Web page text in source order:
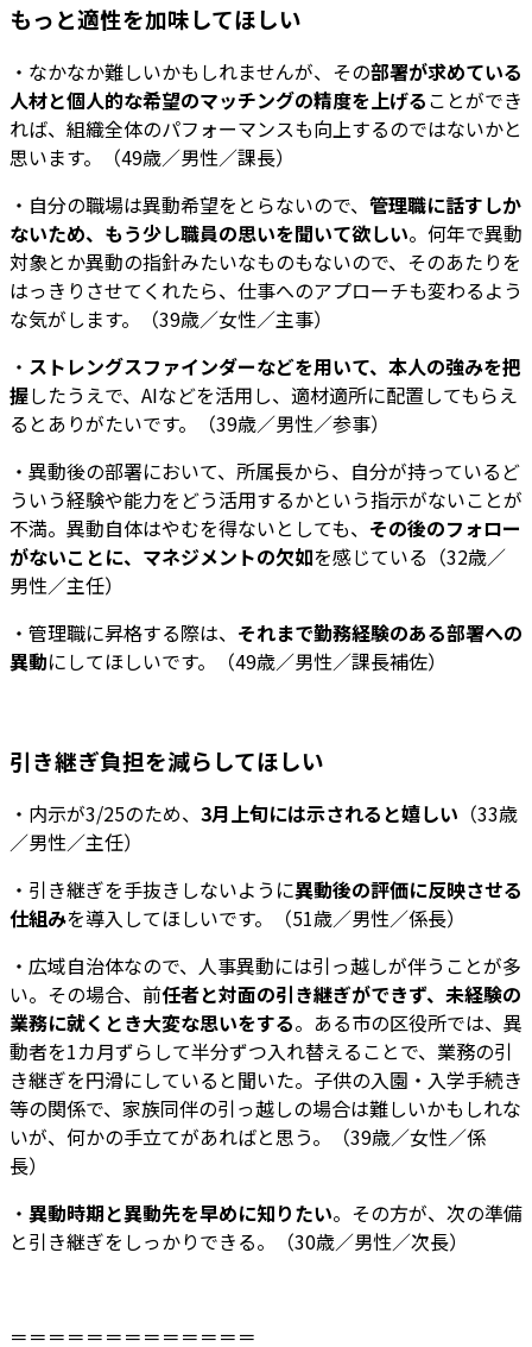
もっと適性を加味してほしい
・なかなか難しいかもしれませんが、その部署が求めている
人材と個人的な希望のマッチングの精度を上げることができ
れば、組織全体のパフォーマンスも向上するのではないかと
思います。（49歳／男性／課長）
・自分の職場は異動希望をとらないので、 管理職に話すしか
ないため、もう少し職員の思いを聞いて欲しい。何年で異動
対象とか異動の指針みたいなものもないので、そのあたりを
はっきりさせてくれたら、仕事へのアプローチも変わるよう
な気がします。（39歳／女性／主事）
・ ストレングスファインダーなどを用いて、本人の強みを把
握したうえで、AIなどを活用し、適材適所に配置してもらえ
るとありがたいです。（39歳／男性／参事）
・異動後の部署において、所属長から、自分が持っているど
ういう経験や能力をどう活用するかという指示がないことが
不満。異動自体はやむを得ないとしても、 その後のフォロー
がないことに、マネジメントの欠如を感じている（32歳／
男性／主任）
・管理職に昇格する際は、 それまで勤務経験のある部署への
異動にしてほしいです。（49歳／男性／課長補佐）
引き継ぎ負担を減らしてほしい
・内示が3/25のため、 3月上旬には示されると嬉しい （33歳
／男性／主任）
・引き継ぎを手抜きしないように異動後の評価に反映させる
仕組みを導入してほしいです。（51歳／男性／係長）
・広域自治体なので、人事異動には引っ越しが伴うことが多
い。その場合、前任者と対面の引き継ぎができず、未経験の
業務に就くとき大変な思いをする。ある市の区役所では、異
動者を1カ月ずらして半分ずつ入れ替えることで、業務の引
き継ぎを円滑にしていると聞いた。子供の入園・入学手続き
等の関係で、家族同伴の引っ越しの場合は難しいかもしれな
いが、何かの手立てがあればと思う。（39歳／女性／係
長）
・ 異動時期と異動先を早めに知りたい。その方が、次の準備
と引き継ぎをしっかりできる。（30歳／男性／次長）
＝＝＝＝＝＝＝＝＝＝＝＝＝